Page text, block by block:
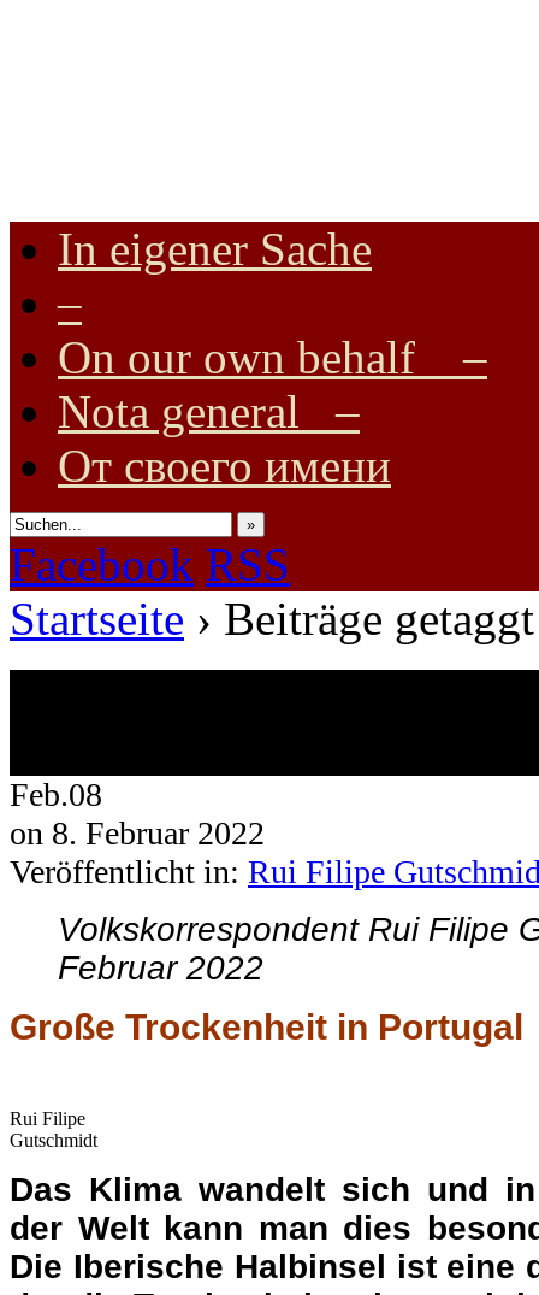
Internationale Onlinezeitung für Frieden, Humanismus,
In eigener Sache
–
On our own behalf –
Nota general –
От своего имени
»
Facebook RSS
Startseite › Beiträge
Feb.08
on 8. Februar 2022
Veröffentlicht in: Rui Filipe
Volkskorrespondent Rui Filipe
Februar 2022
Große Trockenheit in Portugal
Rui Filipe
Gutschmidt
Das Klima wandelt sich und
der Welt kann man dies
Die Iberische Halbinsel ist eine